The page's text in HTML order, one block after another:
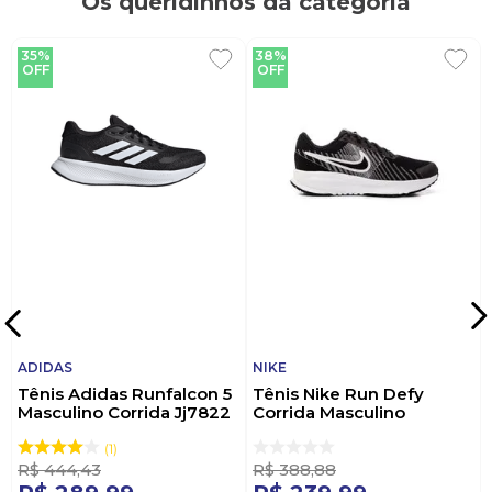
"Pise nas nuvens com Olympikus."
35%
OFF
ADIDAS
Tênis Adidas Runfalcon 5
Masculino Corrida Jj7822
1
R$ 444,43
38%
OFF
NIKE
Tênis Nike Run Defy
Corrida Masculino
R$ 388,88